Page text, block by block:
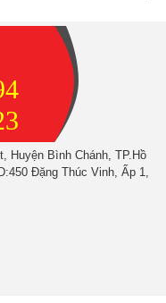
Huyện Bình Chánh, TP.Hồ
Đặng Thúc Vinh, Ấp 1,